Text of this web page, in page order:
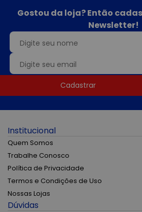
Gostou da loja? Então
Newsletter!
Cadastrar
Institucional
Quem Somos
Trabalhe Conosco
Política de Privacidade
Termos e Condições de Uso
Nossas Lojas
Dúvidas